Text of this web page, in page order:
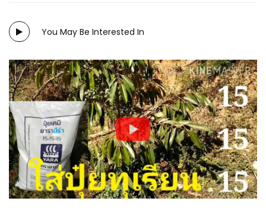
You May Be Interested In